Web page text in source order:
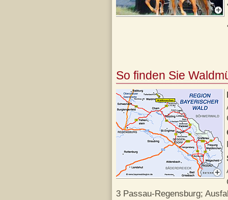
So finden Sie
3 Passau-Regensburg;